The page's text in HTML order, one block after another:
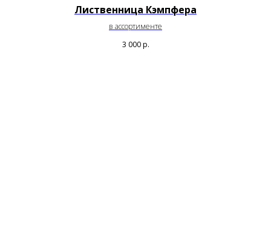
Лиственница Кэмпфера
в ассортименте
3 000 р.